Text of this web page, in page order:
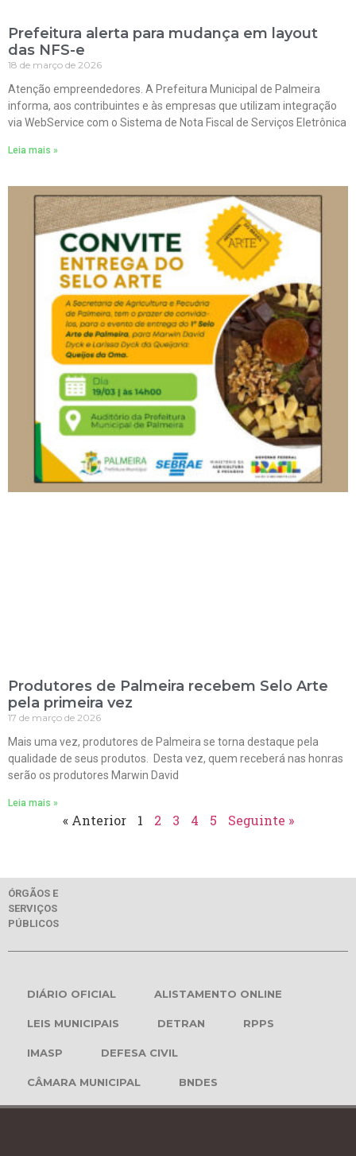
Prefeitura alerta para mudança em layout
das NFS-e
18 de março de 2026
Atenção empreendedores. A Prefeitura Municipal de Palmeira
informa, aos contribuintes e às empresas que utilizam integração
via WebService com o Sistema de Nota Fiscal de Serviços Eletrônica
Leia mais »
Produtores de Palmeira recebem Selo Arte
pela primeira vez
17 de março de 2026
Mais uma vez, produtores de Palmeira se torna destaque pela
qualidade de seus produtos. Desta vez, quem receberá nas honras
serão os produtores Marwin David
Leia mais »
« Anterior 1 2 3 4 5 Seguinte »
ÓRGÃOS E
SERVIÇOS
PÚBLICOS
DIÁRIO OFICIAL ALISTAMENTO ONLINE
LEIS MUNICIPAIS DETRAN RPPS
IMASP DEFESA CIVIL
CÂMARA MUNICIPAL BNDES